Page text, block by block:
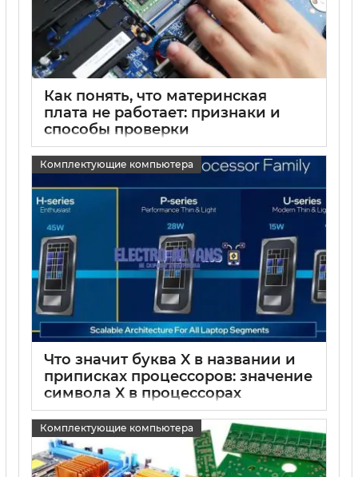
Как понять, что материнская
плата не работает: признаки и
способы проверки
15 05 2025 0
Комплектующие компьютера
Что значит буква X в названии и
приписках процессоров: значение
символа X в процессорах
15 05 2025 0
Комплектующие компьютера